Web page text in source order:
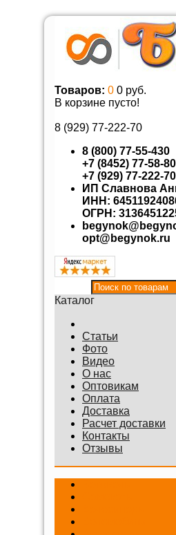
Товаров: 0 0 руб.
В корзине пусто!
8 (929) 77-222-70
8 (800) 77-55-430
+7 (8452) 77-58-80
+7 (929) 77-222-70
ИП Славнова
ИНН:
ОГРН:
opt@begynok.ru
Каталог
Статьи
Фото
Видео
О нас
Оптовикам
Оплата
Доставка
Расчет доставки
Контакты
Отзывы